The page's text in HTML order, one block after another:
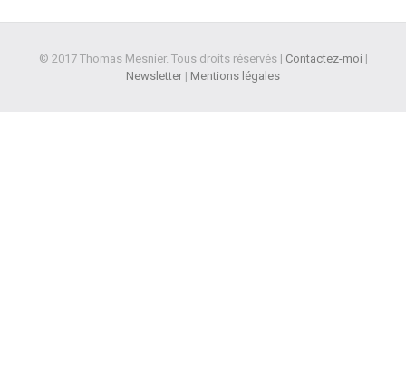
© 2017 Thomas Mesnier. Tous droits réservés | Contactez-moi |
Newsletter | Mentions légales